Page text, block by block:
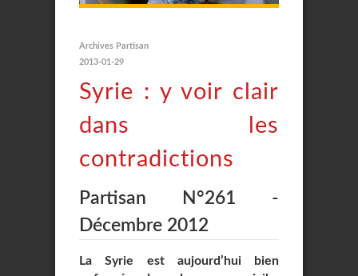
Archives Partisan
2013-01-29
Syrie : y voir clair
dans les
contradictions
Partisan N°261 -
Décembre 2012
La Syrie est aujourd’hui bien